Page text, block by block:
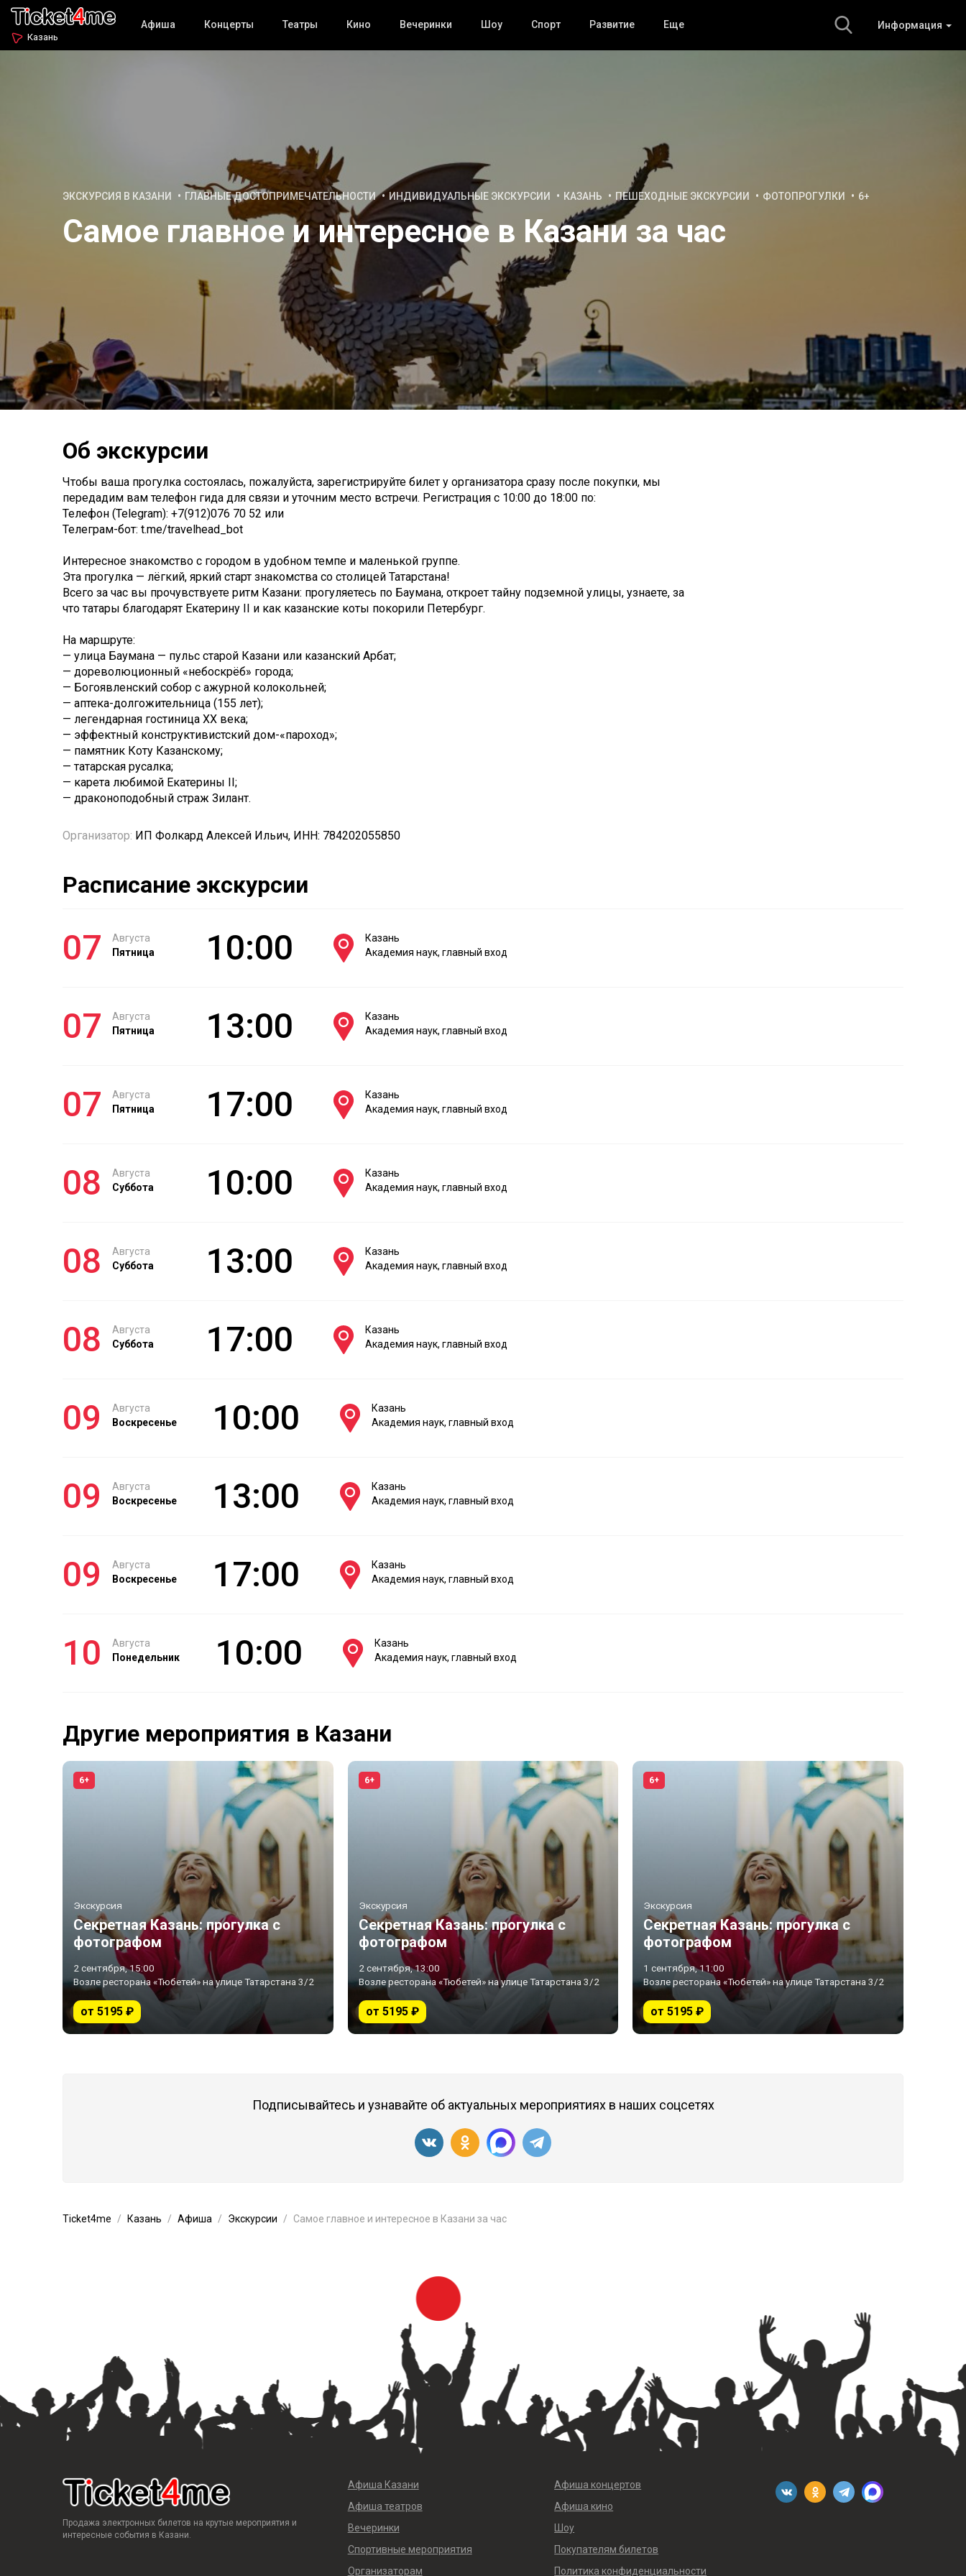
Казань
Информация
Афиша Концерты Театры Кино Вечеринки Шоу Спорт Развитие Еще
ЭКСКУРСИЯ В КАЗАНИ ГЛАВНЫЕ ДОСТОПРИМЕЧАТЕЛЬНОСТИ ИНДИВИДУАЛЬНЫЕ ЭКСКУРСИИ КАЗАНЬ ПЕШЕХОДНЫЕ ЭКСКУРСИИ ФОТОПРОГУЛКИ 6+
Самое главное и интересное в Казани за час
Об экскурсии
Чтобы ваша прогулка состоялась, пожалуйста, зарегистрируйте билет у организатора сразу после покупки, мы
передадим вам телефон гида для связи и уточним место встречи. Регистрация с 10:00 до 18:00 по:
Телефон (Telegram): +7(912)076 70 52 или
Телеграм-бот: t.me/travelhead_bot
Интересное знакомство с городом в удобном темпе и маленькой группе.
Эта прогулка — лёгкий, яркий старт знакомства со столицей Татарстана!
Всего за час вы прочувствуете ритм Казани: прогуляетесь по Баумана, откроет тайну подземной улицы, узнаете, за
что татары благодарят Екатерину II и как казанские коты покорили Петербург.
На маршруте:
— улица Баумана — пульс старой Казани или казанский Арбат;
— дореволюционный «небоскрёб» города;
— Богоявленский собор с ажурной колокольней;
— аптека-долгожительница (155 лет);
— легендарная гостиница XX века;
— эффектный конструктивистский дом-«пароход»;
— памятник Коту Казанскому;
— татарская русалка;
— карета любимой Екатерины II;
— драконоподобный страж Зилант.
Организатор: ИП Фолкард Алексей Ильич, ИНН: 784202055850
Расписание экскурсии
07
Августа
Пятница
10:00
Казань
Академия наук, главный вход
07
Августа
Пятница
13:00
Казань
Академия наук, главный вход
07
Августа
Пятница
17:00
Казань
Академия наук, главный вход
08
Августа
Суббота
10:00
Казань
Академия наук, главный вход
08
Августа
Суббота
13:00
Казань
Академия наук, главный вход
08
Августа
Суббота
17:00
Казань
Академия наук, главный вход
09
Августа
Воскресенье
10:00
Казань
Академия наук, главный вход
09
Августа
Воскресенье
13:00
Казань
Академия наук, главный вход
09
Августа
Воскресенье
17:00
Казань
Академия наук, главный вход
10
Августа
Понедельник
10:00
Казань
Академия наук, главный вход
Другие мероприятия в Казани
6+
Экскурсия
Секретная Казань: прогулка с
фотографом
2 сентября, 15:00
Возле ресторана «Тюбетей» на улице Татарстана 3/2
от 5195 ₽
6+
Экскурсия
Секретная Казань: прогулка с
фотографом
2 сентября, 13:00
Возле ресторана «Тюбетей» на улице Татарстана 3/2
от 5195 ₽
6+
Экскурсия
Секретная Казань: прогулка с
фотографом
1 сентября, 11:00
Возле ресторана «Тюбетей» на улице Татарстана 3/2
от 5195 ₽
Подписывайтесь и узнавайте об актуальных мероприятиях в наших соцсетях
Ticket4me Казань Афиша Экскурсии Самое главное и интересное в Казани за час
Продажа электронных билетов на крутые мероприятия и
интересные события в Казани.
Афиша Казани
Афиша концертов
Афиша театров
Афиша кино
Вечеринки
Шоу
Спортивные мероприятия
Покупателям билетов
Организаторам
Политика конфиденциальности